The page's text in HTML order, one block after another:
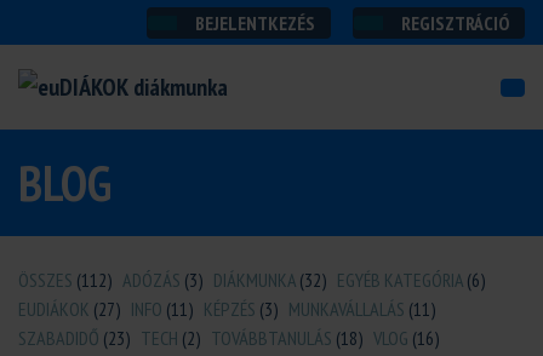
BEJELENTKEZÉS REGISZTRÁCIÓ
BLOG
ÖSSZES (112) ADÓZÁS (3) DIÁKMUNKA (32) EGYÉB KATEGÓRIA (6)
EUDIÁKOK (27) INFO (11) KÉPZÉS (3) MUNKAVÁLLALÁS (11)
SZABADIDŐ (23) TECH (2) TOVÁBBTANULÁS (18) VLOG (16)